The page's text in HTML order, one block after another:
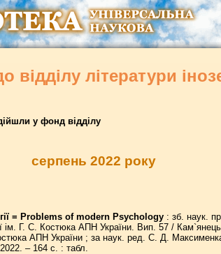
відділу літератури
у фонд відділу
серпень 2022 року
= Problems of modern Psychology: зб. наук.
ім. Г. С. Костюка АПН України. Вип. 57 /
АПН України ; за наук. ред. С. Д.
– 164 с. : табл.